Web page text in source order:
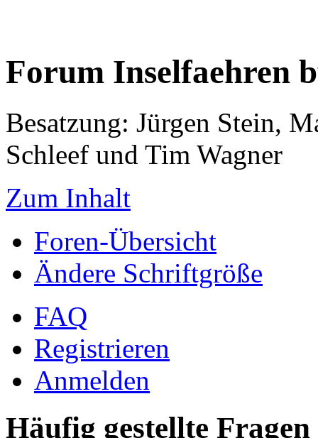
Forum Inselfaehren
Besatzung: Jürgen Stein,
Schleef und Tim Wagner
Zum Inhalt
Foren-Übersicht
Ändere Schriftgröße
FAQ
Registrieren
Anmelden
Häufig gestellte Fragen